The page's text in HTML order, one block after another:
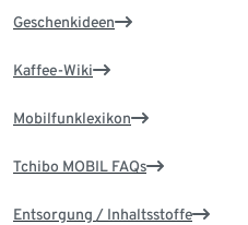
Geschenkideen
Kaffee-Wiki
Mobilfunklexikon
Tchibo MOBIL FAQs
Entsorgung / Inhaltsstoffe